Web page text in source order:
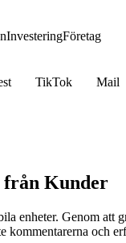
InvesteringFöretag
TikTok Mail
från Kunder
enheter. Genom
kommentarerna och